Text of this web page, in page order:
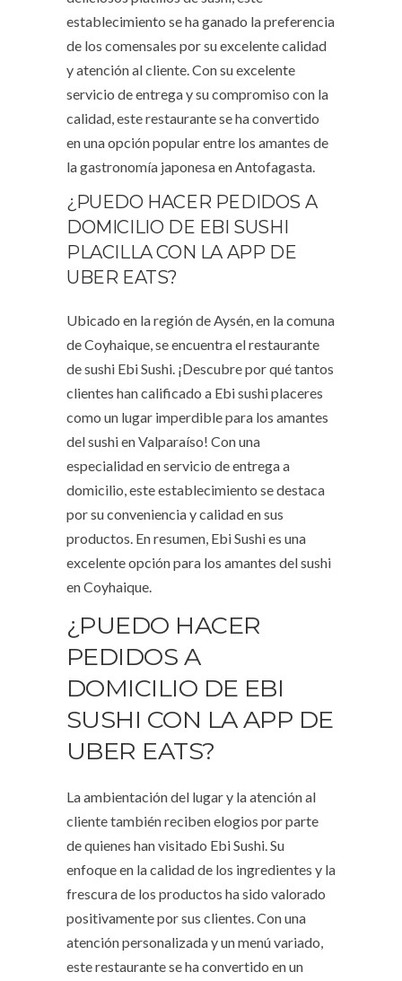
establecimiento se ha ganado la preferencia
de los comensales por su excelente calidad
y atención al cliente. Con su excelente
servicio de entrega y su compromiso con la
calidad, este restaurante se ha convertido
en una opción popular entre los amantes de
la gastronomía japonesa en Antofagasta.
¿PUEDO HACER PEDIDOS A
DOMICILIO DE EBI SUSHI
PLACILLA CON LA APP DE
UBER EATS?
Ubicado en la región de Aysén, en la comuna
de Coyhaique, se encuentra el restaurante
de sushi Ebi Sushi. ¡Descubre por qué tantos
clientes han calificado a Ebi sushi placeres
como un lugar imperdible para los amantes
del sushi en Valparaíso! Con una
especialidad en servicio de entrega a
domicilio, este establecimiento se destaca
por su conveniencia y calidad en sus
productos. En resumen, Ebi Sushi es una
excelente opción para los amantes del sushi
en Coyhaique.
¿PUEDO HACER
PEDIDOS A
DOMICILIO DE EBI
SUSHI CON LA APP DE
UBER EATS?
La ambientación del lugar y la atención al
cliente también reciben elogios por parte
de quienes han visitado Ebi Sushi. Su
enfoque en la calidad de los ingredientes y la
frescura de los productos ha sido valorado
positivamente por sus clientes. Con una
atención personalizada y un menú variado,
este restaurante se ha convertido en un